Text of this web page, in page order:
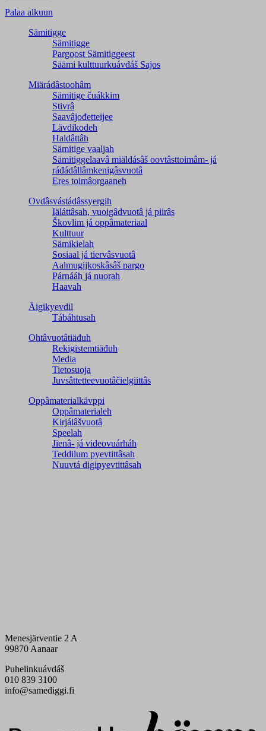
Palaa alkuun
Sämitigge
Sämitigge
Pargoost Sämitiggeest
Säämi kulttuurkuávdáš Sajos
Miärádâstoohâm
Sämitige čuákkim
Stivrâ
Saavâjođetteijee
Lävdikodeh
Haldâttâh
Sämitige vaaljah
Sämitiggelaavâ miäldásâš oovtâsttoimâm- já
ráđádâllâmkenigâsvuotâ
Eres toimâorgaaneh
Ovdâsvástádâssyergih
Iäláttâsah, vuoigâdvuotâ já piirâs
Škovlim já oppâmateriaal
Kulttuur
Sämikielah
Sosiaal já tiervâsvuotâ
Aalmugijkoskâsâš pargo
Párnááh já nuorah
Haavah
Äigikyevdil
Tábáhtusah
Ohtâvuotâtiäđuh
Rekigistemtiäđuh
Media
Tietosuoja
Juvsâttetteevuotâčielgiittâs
Oppâmaterialkävppi
Oppâmaterialeh
Kirjálâšvuotâ
Speelah
Jienâ- já videovuárháh
Teddilum pyevtittâsah
Nuuvtá digipyevtittâsah
Menesjärventie 2 A
99870 Aanaar
Puhelinkuávdáš
010 839 3100
info@samediggi.fi